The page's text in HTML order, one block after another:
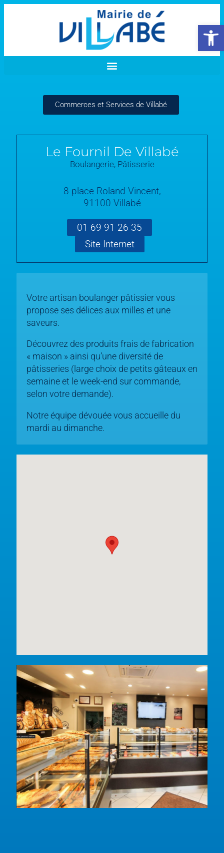
Ouvrir
Commerces et Services de Villabé
Le Fournil De Villabé
Boulangerie, Pâtisserie
8 place Roland Vincent,
91100 Villabé
01 69 91 26 35
Site Internet
Votre artisan boulanger pâtissier vous
propose ses délices aux milles et une
saveurs.
Découvrez des produits frais de fabrication
« maison » ainsi qu’une diversité de
pâtisseries (large choix de petits gâteaux en
semaine et le week-end sur commande,
selon votre demande).
Notre équipe dévouée vous accueille du
mardi au dimanche.